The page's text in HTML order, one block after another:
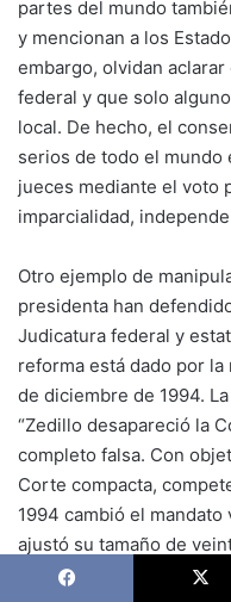
partes del mundo
y mencionan a los
embargo, olvidan
federal y que solo
local. De hecho, el
serios de todo el mundo
jueces mediante el voto
imparcialidad,
Otro ejemplo de
presidenta han
Judicatura federal y
reforma está dado por
de diciembre de 1994.
“Zedillo desapareció la
completo falsa. Con
Corte compacta,
1994 cambió el
ajustó su tamaño de
razones esencialmente